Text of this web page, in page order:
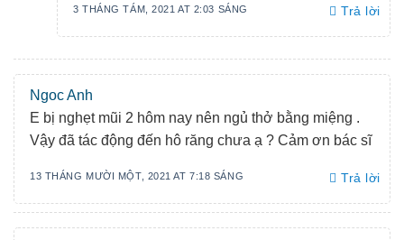
3 THÁNG TÁM, 2021 AT 2:03 SÁNG Trả lời
Ngoc Anh
E bị nghẹt mũi 2 hôm nay nên ngủ thở bằng miệng .
Vậy đã tác động đến hô răng chưa ạ ? Cảm ơn bác sĩ
13 THÁNG MƯỜI MỘT, 2021 AT 7:18 SÁNG Trả lời